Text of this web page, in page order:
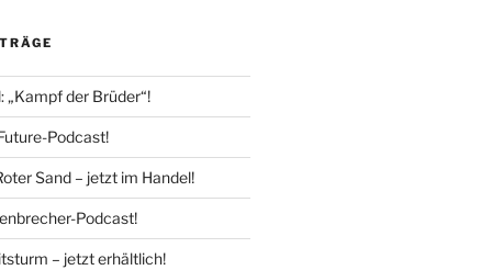
„Kampf der Brüder“!
Podcast!
Sand – jetzt im Handel!
Podcast!
– jetzt erhältlich!